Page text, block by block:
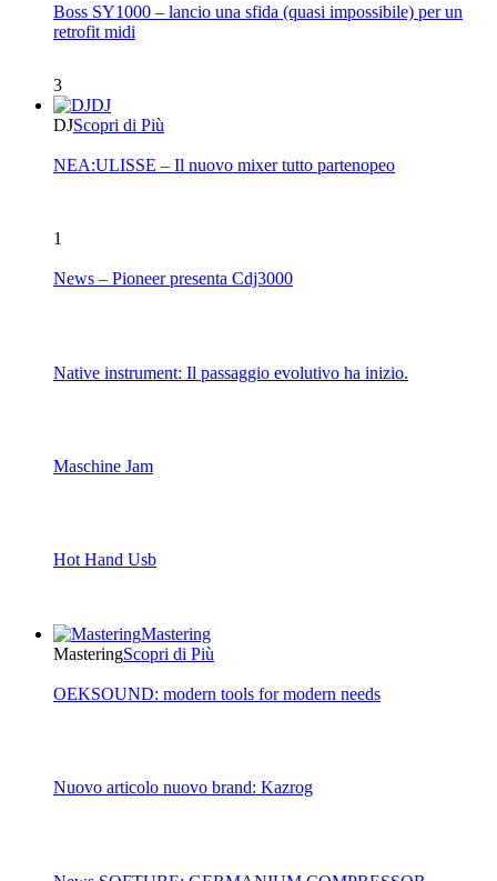
Boss SY1000 – lancio una sfida (quasi impossibile) per un
retrofit midi
3
DJ
DJScopri di Più
NEA:ULISSE – Il nuovo mixer tutto partenopeo
1
News – Pioneer presenta Cdj3000
Native instrument: Il passaggio evolutivo ha inizio.
Maschine Jam
Hot Hand Usb
Mastering
MasteringScopri di Più
OEKSOUND: modern tools for modern needs
Nuovo articolo nuovo brand: Kazrog